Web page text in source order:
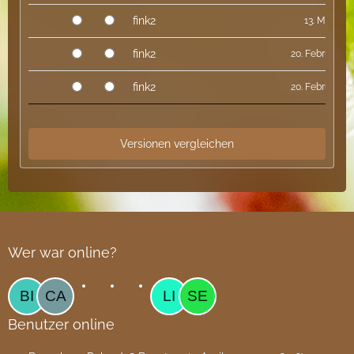
fink2 13. März
fink2 20. Februar
fink2 20. Februar
Wer war online?
Benutzer online